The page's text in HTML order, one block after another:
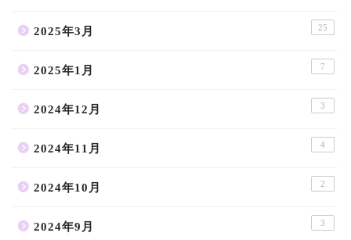
2025年3月 25
2025年1月 7
2024年12月 3
2024年11月 4
2024年10月 2
2024年9月 3